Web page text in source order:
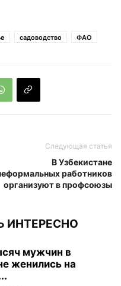
садоводство ФАО
Следующая статья
В Узбекистане
работников
организуют в профсоюзы
ИНТЕРЕСНО
мужчин в
женились на